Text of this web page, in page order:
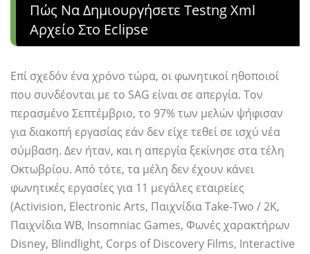
Πώς Να Δημιουργήσετε Testng Xml
Αρχείο Στο Eclipse
Επί σχεδόν ένα χρόνο τώρα, οι φωνητικοί ηθοποιοί
που συνδέονται με το SAG είναι σε απεργία. Τον
περασμένο Σεπτέμβριο, το 97% των μελών ψήφισαν
για διακοπή εργασίας εάν δεν είχε τεθεί σε ισχύ νέα
σύμβαση. Δεν ήταν, και η απεργία ξεκίνησε στα τέλη
Οκτωβρίου. Από τότε, τα μέλη δεν έχουν κάνει
φωνητικές εργασίες για 11 μεγάλες εταιρείες
(Activision, Electronic Arts, Παιχνίδια Take-Two / 2K,
Παιχνίδια WB, Insomniac Games, Φωνές χαρακτήρων
Disney, Blindlight, Corps of Discovery Films, Interactive